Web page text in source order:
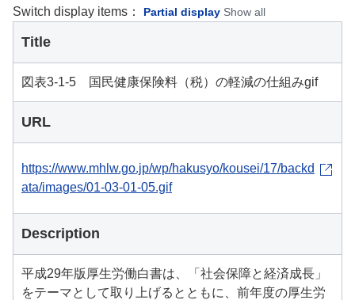
Switch display items： Partial display Show all
Title
図表3-1-5 国民健康保険料（税）の軽減の仕組みgif
URL
https://www.mhlw.go.jp/wp/hakusyo/kousei/17/backd
ata/images/01-03-01-05.gif
Description
平成29年版厚生労働白書は、「社会保障と経済成長」
をテーマとして取り上げるとともに、前年度の厚生労